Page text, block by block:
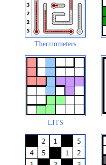
Thermometers
LITS